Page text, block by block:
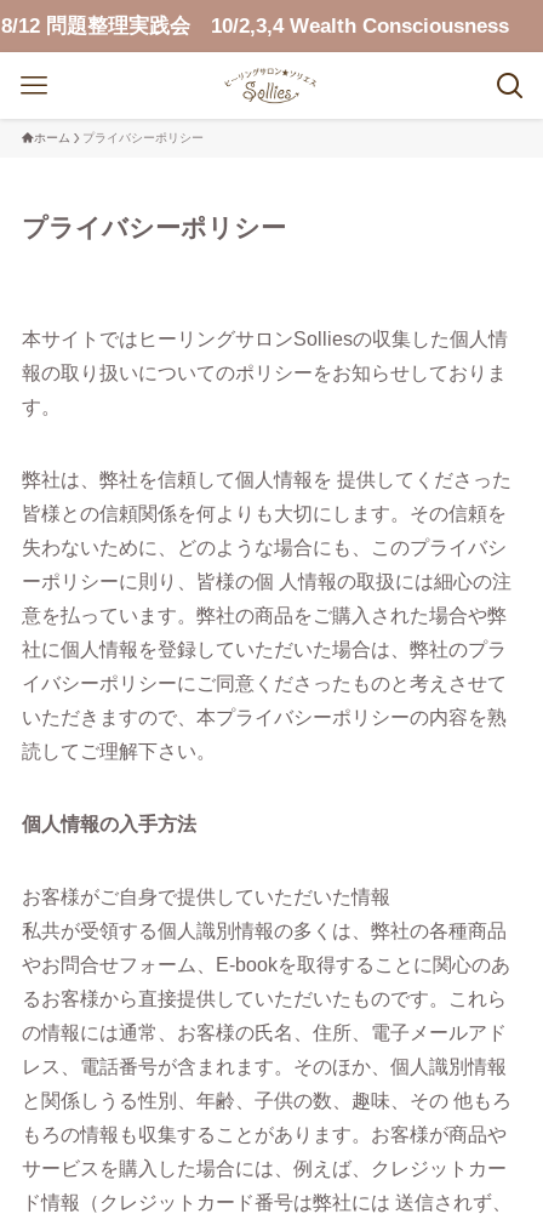
整理実践会 10/2,3,4 Wealth Consciousness
ホーム プライバシーポリシー
プライバシーポリシー
本サイトではヒーリングサロンSolliesの収集した個人情
報の取り扱いについてのポリシーをお知らせしておりま
す。
弊社は、弊社を信頼して個人情報を 提供してくださった
皆様との信頼関係を何よりも大切にします。その信頼を
失わないために、どのような場合にも、このプライバシ
ーポリシーに則り、皆様の個 人情報の取扱には細心の注
意を払っています。弊社の商品をご購入された場合や弊
社に個人情報を登録していただいた場合は、弊社のプラ
イバシーポリシーにご同意くださったものと考えさせて
いただきますので、本プライバシーポリシーの内容を熟
読してご理解下さい。
個人情報の入手方法
お客様がご自身で提供していただいた情報
私共が受領する個人識別情報の多くは、弊社の各種商品
やお問合せフォーム、E-bookを取得することに関心のあ
るお客様から直接提供していただいたものです。これら
の情報には通常、お客様の氏名、住所、電子メールアド
レス、電話番号が含まれます。そのほか、個人識別情報
と関係しうる性別、年齢、子供の数、趣味、その 他もろ
もろの情報も収集することがあります。お客様が商品や
サービスを購入した場合には、例えば、クレジットカー
ド情報（クレジットカード番号は弊社には 送信されず、